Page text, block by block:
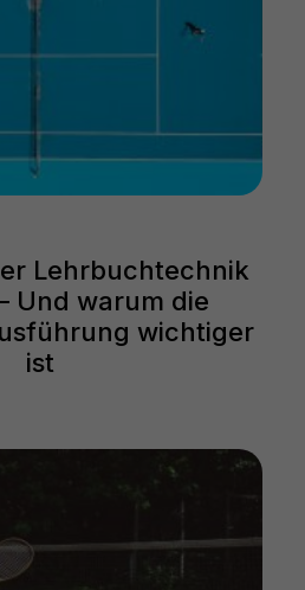
Lehrbuchtechnik
Und warum die
wichtiger
ist